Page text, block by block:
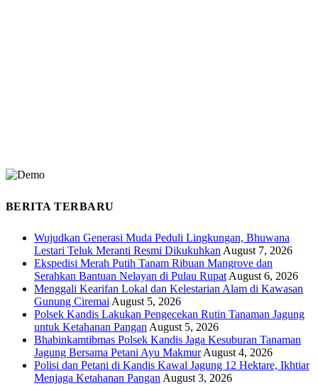
BERITA TERBARU
Wujudkan Generasi Muda Peduli Lingkungan, Bhuwana
Lestari Teluk Meranti Resmi Dikukuhkan August 7, 2026
Ekspedisi Merah Putih Tanam Ribuan Mangrove dan
Serahkan Bantuan Nelayan di Pulau Rupat August 6, 2026
Menggali Kearifan Lokal dan Kelestarian Alam di Kawasan
Gunung Ciremai August 5, 2026
Polsek Kandis Lakukan Pengecekan Rutin Tanaman Jagung
untuk Ketahanan Pangan August 5, 2026
Bhabinkamtibmas Polsek Kandis Jaga Kesuburan Tanaman
Jagung Bersama Petani Ayu Makmur August 4, 2026
Polisi dan Petani di Kandis Kawal Jagung 12 Hektare, Ikhtiar
Menjaga Ketahanan Pangan August 3, 2026